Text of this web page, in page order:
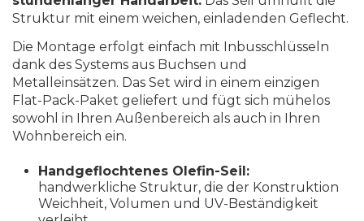
Struktur mit einem weichen, einladenden Geflecht.
Die Montage erfolgt einfach mit Inbusschlüsseln
dank des Systems aus Buchsen und
Metalleinsätzen. Das Set wird in einem einzigen
Flat-Pack-Paket geliefert und fügt sich mühelos
sowohl in Ihren Außenbereich als auch in Ihren
Wohnbereich ein.
Handgeflochtenes Olefin-Seil:
handwerkliche Struktur, die der Konstruktion
Weichheit, Volumen und UV-Beständigkeit